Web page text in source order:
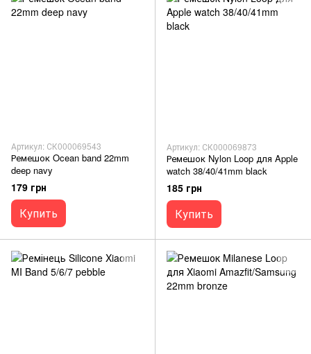
Артикул: СК000069543
Ремешок Ocean band 22mm
deep navy
179 грн
Купить
Артикул: СК000069873
Ремешок Nylon Loop для Apple
watch 38/40/41mm black
185 грн
Купить